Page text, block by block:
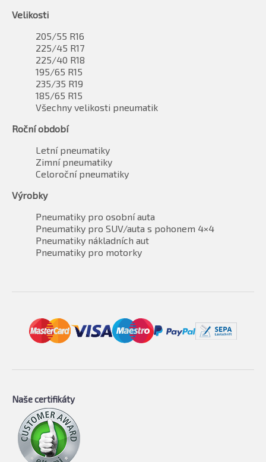
Velikosti
205/55 R16
225/45 R17
225/40 R18
195/65 R15
235/35 R19
185/65 R15
Všechny velikosti pneumatik
Roční období
Letní pneumatiky
Zimní pneumatiky
Celoroční pneumatiky
Výrobky
Pneumatiky pro osobní auta
Pneumatiky pro SUV/auta s pohonem 4×4
Pneumatiky nákladních aut
Pneumatiky pro motorky
Naše certifikáty